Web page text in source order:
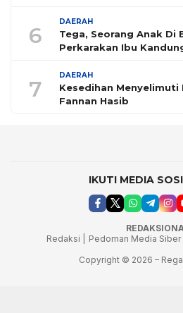
6
DAERAH
Tega, Seorang Anak Di
Perkarakan Ibu
7
DAERAH
Kesedihan Menyelimuti
Fannan Hasib
IKUTI MEDIA
Redaksi |
Pedoman Media Siber |
Copyright © 2026 –